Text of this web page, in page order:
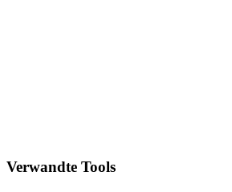
Verwandte Tools